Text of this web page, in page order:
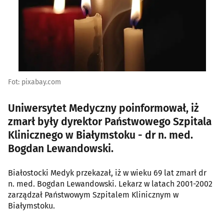
Fot: pixabay.com
Uniwersytet Medyczny poinformował, iż
zmarł były dyrektor Państwowego Szpitala
Klinicznego w Białymstoku - dr n. med.
Bogdan Lewandowski.
Białostocki Medyk przekazał, iż w wieku 69 lat zmarł dr
n. med. Bogdan Lewandowski. Lekarz w latach 2001-2002
zarządzał Państwowym Szpitalem Klinicznym w
Białymstoku.